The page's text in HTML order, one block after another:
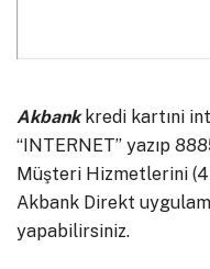
Akbank kredi kartıni
“INTERNET” yazıp
Müşteri Hizmetlerini
Akbank Direkt
yapabilirsiniz.